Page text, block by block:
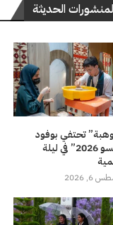
الحديثة
تحتفي بوفود
“إنسو 2026” في ليلة
6, 2026